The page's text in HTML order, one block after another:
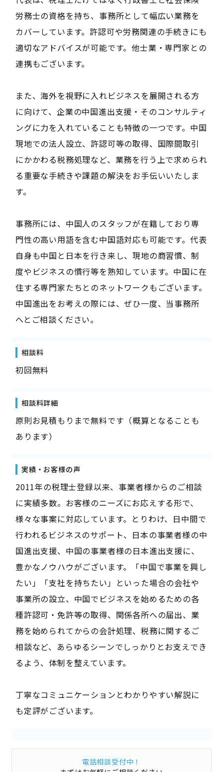
労務士の資格を持ち、事務所として幅広い業務を
カバーしています。許認可や労務関連の手続きにも
適切なアドバイスが可能です。他士業・専門家との
連携もございます。
また、海外を視野に入れビジネスを展開される方
に向けて、企業の中国進出支援・そのコンサルティ
ングに力を入れていることも特徴の一つです。中国
現地での法人設立、許認可等の取得、国際間取引
にかかわる税務処理など、業務を行う上で求められ
る重要な手続きや課題の解決をお手伝いいたしま
す。
事務所には、中国人のスタッフが在籍しており専
門性の高い用語を含む中国語対応も可能です。代表
自身も中国と日本を行き来し、現地の商習慣、制
度やビジネスの慣行等を熟知しています。中国に在
住する専門家たちとのネットワークもございます。
中国進出をお考えの際には、ぜひ一度、当事務所
へとご相談ください。
相談料
初回無料
相談料詳細
原則お見積もりまで無料です（概算となることも
あります）
実績・お客様の声
2011年の税理士登録以来、事業者様からのご相談
に実績多数。お客様のニーズにお応えする形で、
様々な事案に対応しています。とりわけ、日中間で
行われるビジネスのサポート、日本の事業者様の中
国進出支援、中国の事業者様の日本進出支援に、
豊かなノウハウがございます。「中国で事業を興し
たい」「支社を持ちたい」といった場合の会社や
事業所の設立、中国でビジネスを始めるための各
種許認可・免許等の取得、関係各所への届出、業
務を始められてからの会計処理、税務に関するご
相談など、あらゆるシーンでしっかりとお支えでき
るよう、体制を整えています。
丁寧なコミュニケーションとわかりやすい解説に
も定評がございます。
電話相談受付中！